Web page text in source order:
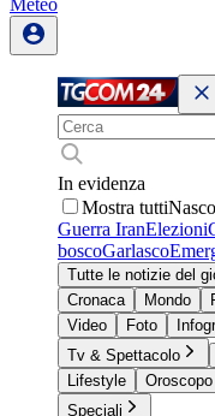
Meteo
In evidenza
Mostra tutti
Guerra IranElezioni
boscoGarlasco
Tutte le notizie del
Cronaca
Mondo
Video
Foto
Tv & Spettacolo
Lifestyle
Oroscopo
Speciali